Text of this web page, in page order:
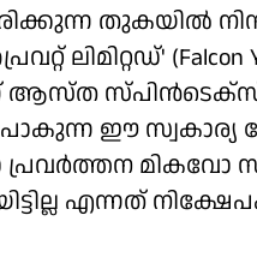
തുകയിൽ
(Falcon
ആസ്ത
ഈ സ്വകാര്യ
പ്രവർത്തന മികവോ
എന്നത്